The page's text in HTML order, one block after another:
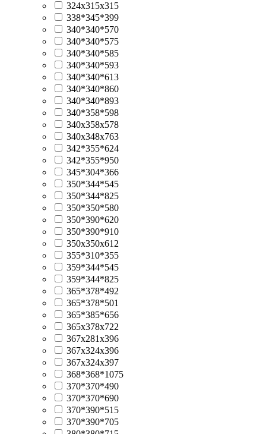
324x315x315
338*345*399
340*340*570
340*340*575
340*340*585
340*340*593
340*340*613
340*340*860
340*340*893
340*358*598
340x358x578
340х348х763
342*355*624
342*355*950
345*304*366
350*344*545
350*344*825
350*350*580
350*390*620
350*390*910
350х350х612
355*310*355
359*344*545
359*344*825
365*378*492
365*378*501
365*385*656
365х378х722
367х281х396
367х324х396
367х324х397
368*368*1075
370*370*490
370*370*690
370*390*515
370*390*705